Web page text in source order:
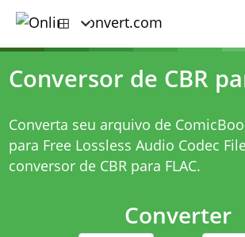
Conversor de CBR
Converta seu arquivo de
para Free Lossless Audio Codec
conversor de CBR para FLAC.
Converter